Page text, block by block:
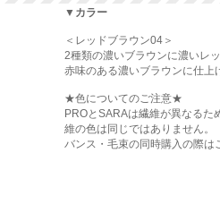
▼カラー
＜レッドブラウン04＞
2種類の濃いブラウンに濃いレ
赤味のある濃いブラウンに仕上
★色についてのご注意★
PROとSARAは繊維が異なるた
維の色は同じではありません。
バンス・毛束の同時購入の際は